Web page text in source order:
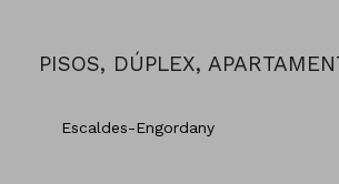
PISOS, DÚPLEX,
Escaldes-Engordany